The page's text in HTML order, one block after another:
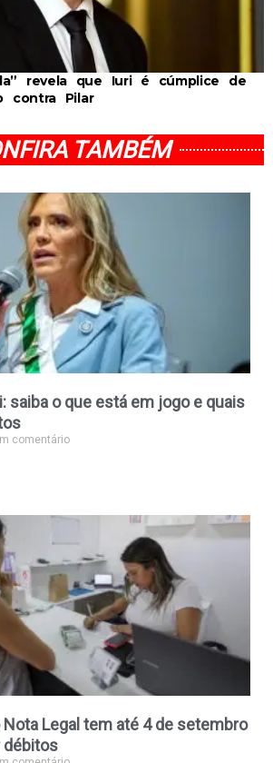
revela que Iuri é cúmplice de
contra Pilar
TAMBÉM
saiba o que está em jogo e quais
comentário
Legal tem até 4 de setembro
débitos